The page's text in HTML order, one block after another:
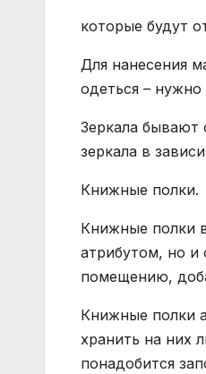
которые будут
Для нанесения
одеться – нужно
Зеркала бывают
зеркала в
Книжные полки.
Книжные полки
атрибутом, но и
помещению,
Книжные полки
хранить на них
понадобится